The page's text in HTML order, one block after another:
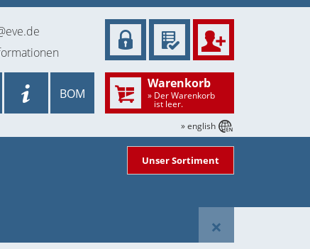
Unser Sortiment
×
Warenkorb
» Der Warenkorb
ist leer.
BOM
» english